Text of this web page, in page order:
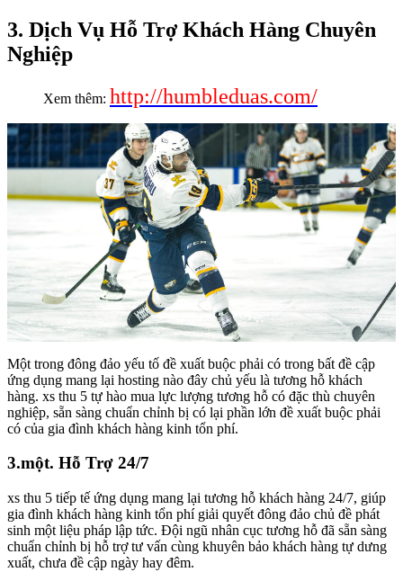
3. Dịch Vụ Hỗ Trợ Khách Hàng Chuyên
Nghiệp
Xem thêm: http://humbleduas.com/
Một trong đông đảo yếu tố đề xuất buộc phải có trong bất đề cập
ứng dụng mang lại hosting nào đây chủ yếu là tương hỗ khách
hàng. xs thu 5 tự hào mua lực lượng tương hỗ có đặc thù chuyên
nghiệp, sẵn sàng chuẩn chỉnh bị có lại phần lớn đề xuất buộc phải
có của gia đình khách hàng kinh tổn phí.
3.một. Hỗ Trợ 24/7
xs thu 5 tiếp tế ứng dụng mang lại tương hỗ khách hàng 24/7, giúp
gia đình khách hàng kinh tổn phí giải quyết đông đảo chủ đề phát
sinh một liệu pháp lập tức. Đội ngũ nhân cục tương hỗ đã sẵn sàng
chuẩn chỉnh bị hỗ trợ tư vấn cùng khuyên bảo khách hàng tự dưng
xuất, chưa đề cập ngày hay đêm.